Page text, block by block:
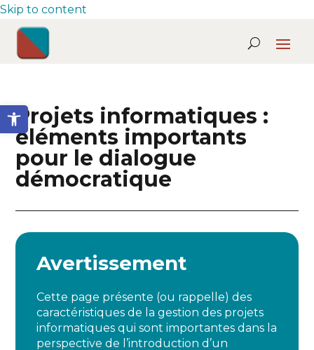
Skip to content
Ouvrir la barre d’outils
Projets informatiques :
éléments importants
pour le dialogue
démocratique
Avertissement
Cette page présente (ou rappelle) des
caractéristiques de la gestion des projets
informatiques qui sont importantes dans la
perspective de l’introduction d’un